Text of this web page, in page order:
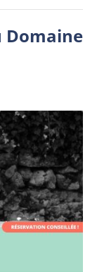
Domaine